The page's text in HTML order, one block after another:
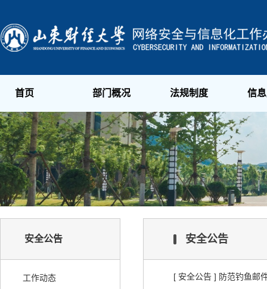
首页 部门概况 法规制度 信
安全公告
工作动态
安全公告
[ 安全公告 ] 防范钓鱼邮